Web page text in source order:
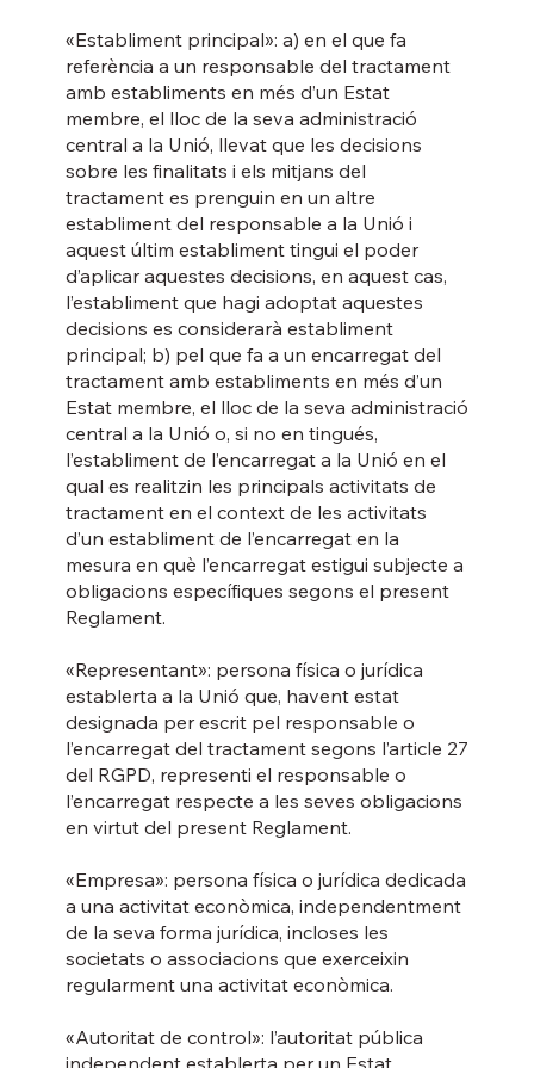
«Establiment principal»: a) en el que fa
referència a un responsable del tractament
amb establiments en més d’un Estat
membre, el lloc de la seva administració
central a la Unió, llevat que les decisions
sobre les finalitats i els mitjans del
tractament es prenguin en un altre
establiment del responsable a la Unió i
aquest últim establiment tingui el poder
d’aplicar aquestes decisions, en aquest cas,
l’establiment que hagi adoptat aquestes
decisions es considerarà establiment
principal; b) pel que fa a un encarregat del
tractament amb establiments en més d’un
Estat membre, el lloc de la seva administració
central a la Unió o, si no en tingués,
l’establiment de l’encarregat a la Unió en el
qual es realitzin les principals activitats de
tractament en el context de les activitats
d’un establiment de l’encarregat en la
mesura en què l’encarregat estigui subjecte a
obligacions específiques segons el present
Reglament.
«Representant»: persona física o jurídica
establerta a la Unió que, havent estat
designada per escrit pel responsable o
l’encarregat del tractament segons l’article 27
del RGPD, representi el responsable o
l’encarregat respecte a les seves obligacions
en virtut del present Reglament.
«Empresa»: persona física o jurídica dedicada
a una activitat econòmica, independentment
de la seva forma jurídica, incloses les
societats o associacions que exerceixin
regularment una activitat econòmica.
«Autoritat de control»: l’autoritat pública
independent establerta per un Estat